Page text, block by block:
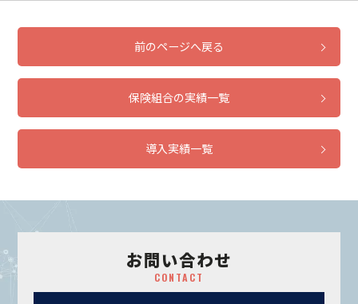
前のページへ戻る
保険組合の実績一覧
導入実績一覧
お問い合わせ
CONTACT